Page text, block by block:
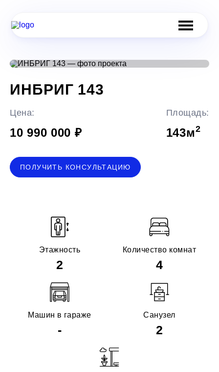
ИНБРИГ 143
Цена:
10 990 000 ₽
Площадь:
143м2
ПОЛУЧИТЬ КОНСУЛЬТАЦИЮ
Этажность
2
Количество комнат
4
Машин в гараже
-
Санузел
2